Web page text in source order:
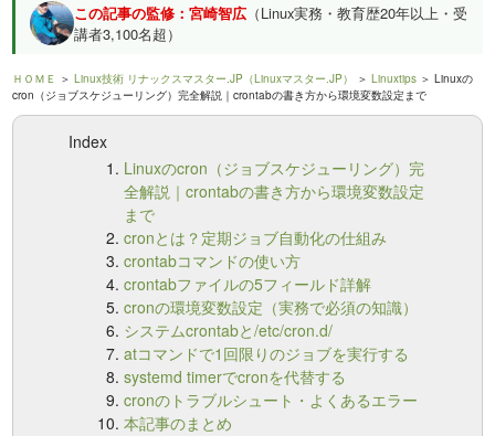
この記事の監修：宮崎智広 （Linux実務・教育歴20年以上・受
講者3,100名超）
ＨＯＭＥ ＞Linux技術 リナックスマスター.JP（Linuxマスター.JP） ＞Linuxtips ＞ Linuxの
cron（ジョブスケジューリング）完全解説｜crontabの書き方から環境変数設定まで
Index
Linuxのcron（ジョブスケジューリング）完
全解説｜crontabの書き方から環境変数設定
まで
cronとは？定期ジョブ自動化の仕組み
crontabコマンドの使い方
crontabファイルの5フィールド詳解
cronの環境変数設定（実務で必須の知識）
システムcrontabと/etc/cron.d/
atコマンドで1回限りのジョブを実行する
systemd timerでcronを代替する
cronのトラブルシュート・よくあるエラー
本記事のまとめ